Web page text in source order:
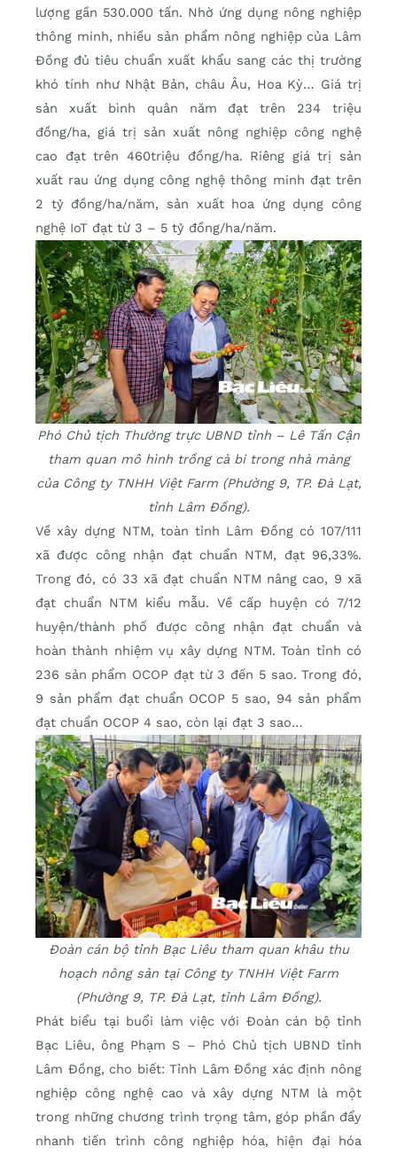
lượng gần 530.000 tấn. Nhờ ứng dụng nông nghiệp
thông minh, nhiều sản phẩm nông nghiệp của Lâm
Đồng đủ tiêu chuẩn xuất khẩu sang các thị trường
khó tính như Nhật Bản, châu Âu, Hoa Kỳ… Giá trị
sản xuất bình quân năm đạt trên 234 triệu
đồng/ha, giá trị sản xuất nông nghiệp công nghệ
cao đạt trên 460triệu đồng/ha. Riêng giá trị sản
xuất rau ứng dụng công nghệ thông minh đạt trên
2 tỷ đồng/ha/năm, sản xuất hoa ứng dụng công
nghệ IoT đạt từ 3 – 5 tỷ đồng/ha/năm.
Phó Chủ tịch Thường trực UBND tỉnh – Lê Tấn Cận
tham quan mô hình trồng cà bi trong nhà màng
của Công ty TNHH Việt Farm (Phường 9, TP. Đà Lạt,
tỉnh Lâm Đồng).
Về xây dựng NTM, toàn tỉnh Lâm Đồng có 107/111
xã được công nhận đạt chuẩn NTM, đạt 96,33%.
Trong đó, có 33 xã đạt chuẩn NTM nâng cao, 9 xã
đạt chuẩn NTM kiểu mẫu. Về cấp huyện có 7/12
huyện/thành phố được công nhận đạt chuẩn và
hoàn thành nhiệm vụ xây dựng NTM. Toàn tỉnh có
236 sản phẩm OCOP đạt từ 3 đến 5 sao. Trong đó,
9 sản phẩm đạt chuẩn OCOP 5 sao, 94 sản phẩm
đạt chuẩn OCOP 4 sao, còn lại đạt 3 sao…
Đoàn cán bộ tỉnh Bạc Liêu tham quan khâu thu
hoạch nông sản tại Công ty TNHH Việt Farm
(Phường 9, TP. Đà Lạt, tỉnh Lâm Đồng).
Phát biểu tại buổi làm việc với Đoàn cán bộ tỉnh
Bạc Liêu, ông Phạm S – Phó Chủ tịch UBND tỉnh
Lâm Đồng, cho biết: Tỉnh Lâm Đồng xác định nông
nghiệp công nghệ cao và xây dựng NTM là một
trong những chương trình trọng tâm, góp phần đẩy
nhanh tiến trình công nghiệp hóa, hiện đại hóa